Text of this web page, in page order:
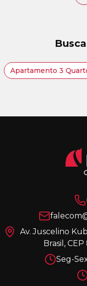
Apartamento 3
Av. Juscelino
Brasil,
Seg-